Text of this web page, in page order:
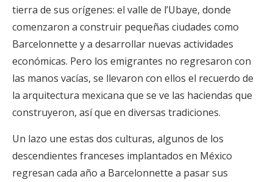
tierra de sus orígenes: el valle de l’Ubaye, donde
comenzaron a construir pequeñas ciudades como
Barcelonnette y a desarrollar nuevas actividades
económicas. Pero los emigrantes no regresaron con
las manos vacías, se llevaron con ellos el recuerdo de
la arquitectura mexicana que se ve las haciendas que
construyeron, así que en diversas tradiciones.
Un lazo une estas dos culturas, algunos de los
descendientes franceses implantados en México
regresan cada año a Barcelonnette a pasar sus